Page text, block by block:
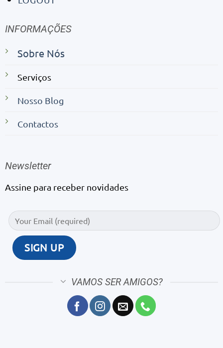
INFORMAÇÕES
Sobre Nós
Serviços
Nosso Blog
Contactos
Newsletter
Assine para receber novidades
VAMOS SER AMIGOS?